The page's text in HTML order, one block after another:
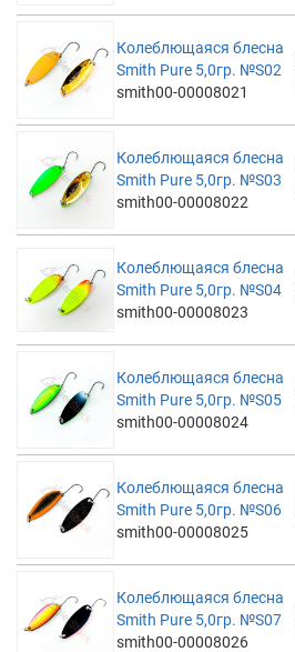
Колеблющаяся блесна
Smith Pure 5,0гр. №S02
smith00-00008021
Колеблющаяся блесна
Smith Pure 5,0гр. №S03
smith00-00008022
Колеблющаяся блесна
Smith Pure 5,0гр. №S04
smith00-00008023
Колеблющаяся блесна
Smith Pure 5,0гр. №S05
smith00-00008024
Колеблющаяся блесна
Smith Pure 5,0гр. №S06
smith00-00008025
Колеблющаяся блесна
Smith Pure 5,0гр. №S07
smith00-00008026